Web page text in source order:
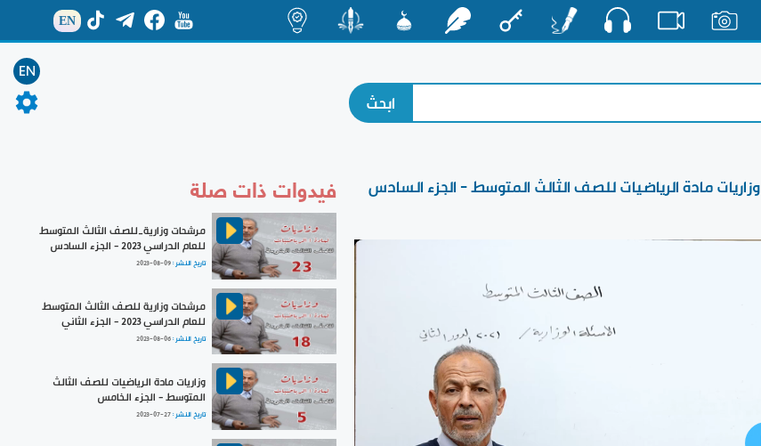
EN
EN
وزاريات مادة الرياضيات للصف الثالث المتوسط - الجزء السادس
فيدوات ذات صلة
مرشحات وزارية_للصف الثالث المتوسط
للعام الدراسي 2023 - الجزء السادس
تاريخ النشر :2023-08-09
مرشحات وزارية للصف الثالث المتوسط
للعام الدراسي 2023 - الجزء الثاني
تاريخ النشر :2023-08-06
وزاريات مادة الرياضيات للصف الثالث
المتوسط - الجزء الخامس
تاريخ النشر :2023-07-27